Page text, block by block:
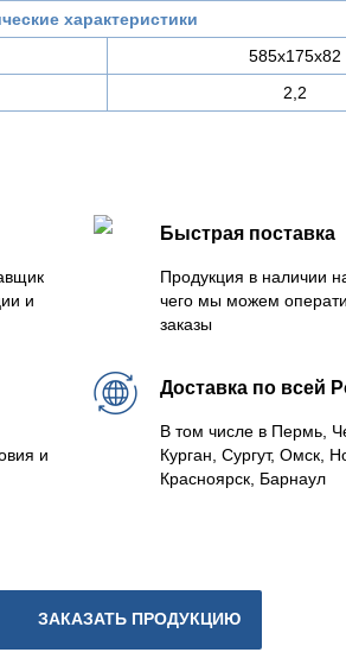
характеристики
585х175х82
2,2
и
Быстрая поставка
Продукция в наличии
чего мы можем
заказы
и
Доставка по всей
В том числе в Пермь,
Курган, Сургут, Омск,
Красноярск, Барнаул
ЗАКАЗАТЬ ПРОДУКЦИЮ